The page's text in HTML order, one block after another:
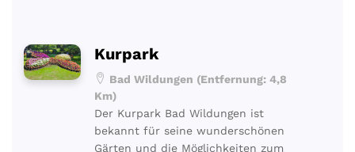
Kurpark
Bad Wildungen (Entfernung: 4,8
Km)
Der Kurpark Bad Wildungen ist
bekannt für seine wunderschönen
Gärten und die Möglichkeiten zum